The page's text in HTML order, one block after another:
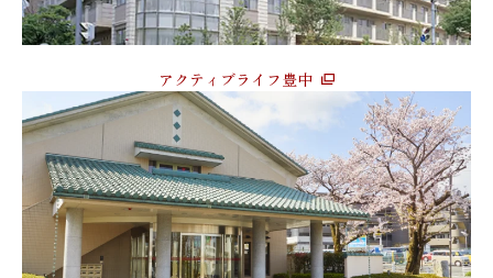
アクティブライフ豊中